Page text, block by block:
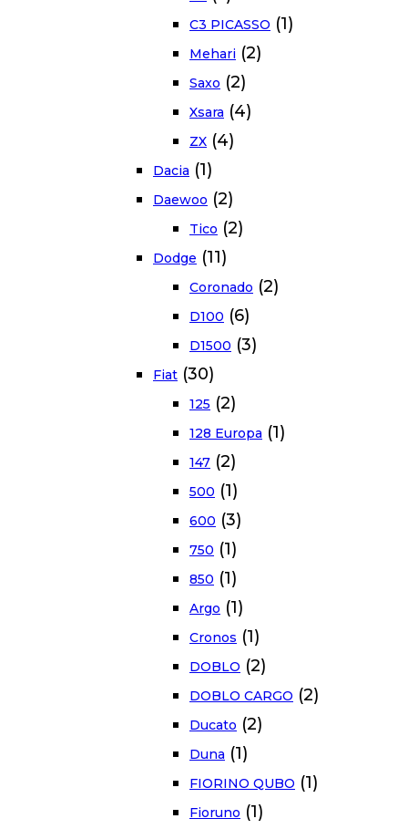
C3 PICASSO (1)
Mehari (2)
Saxo (2)
Xsara (4)
ZX (4)
Dacia (1)
Daewoo (2)
Tico (2)
Dodge (11)
Coronado (2)
D100 (6)
D1500 (3)
Fiat (30)
125 (2)
128 Europa (1)
147 (2)
500 (1)
600 (3)
750 (1)
850 (1)
Argo (1)
Cronos (1)
DOBLO (2)
DOBLO CARGO (2)
Ducato (2)
Duna (1)
FIORINO QUBO (1)
Fioruno (1)